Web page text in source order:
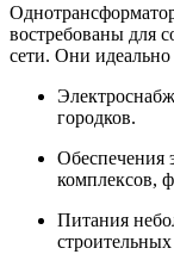
востребованы для
сети. Они идеально
городков.
Обеспечения
комплексов,
Питания